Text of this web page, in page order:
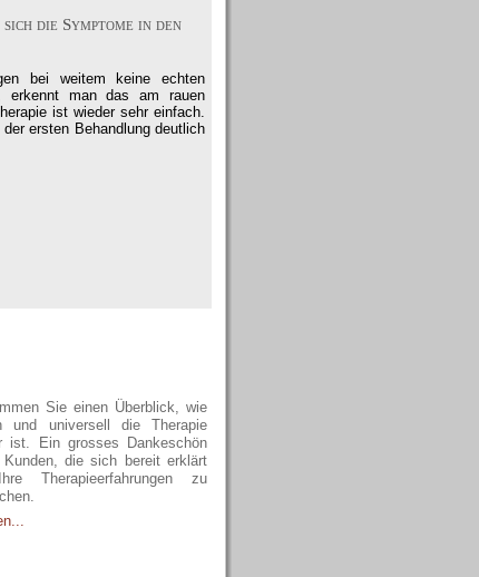
die Symptome in den
bei weitem keine echten
erkennt man das am rauen
ist wieder sehr einfach.
ersten Behandlung deutlich
Sie einen Überblick, wie
und universell die Therapie
ist. Ein grosses Dankeschön
die sich bereit erklärt
Therapieerfahrungen zu